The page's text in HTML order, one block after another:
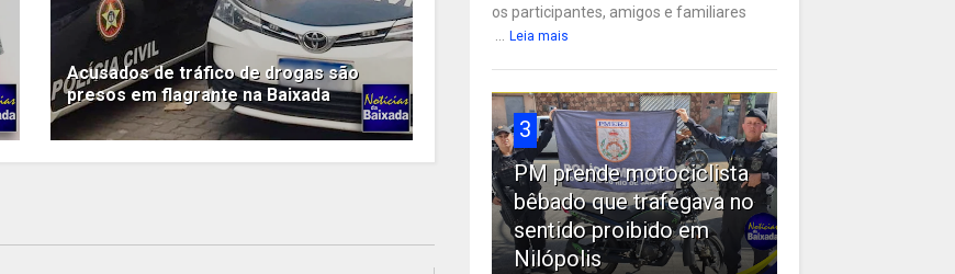
Acusados de tráfico de drogas são
presos em flagrante na Baixada
os participantes, amigos e familiares
... Leia mais
3
PM prende motociclista
bêbado que trafegava no
sentido proibido em
Nilópolis